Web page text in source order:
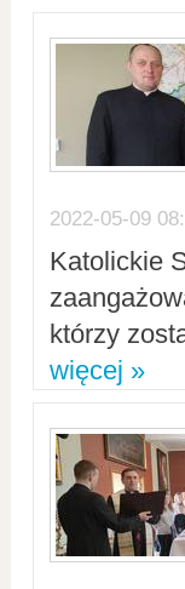
2022-05-09
Katolickie
którzy
więcej »